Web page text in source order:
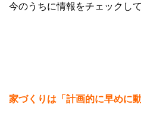
今のうちに情報をチェックし
家づくりは「計画的に早めに